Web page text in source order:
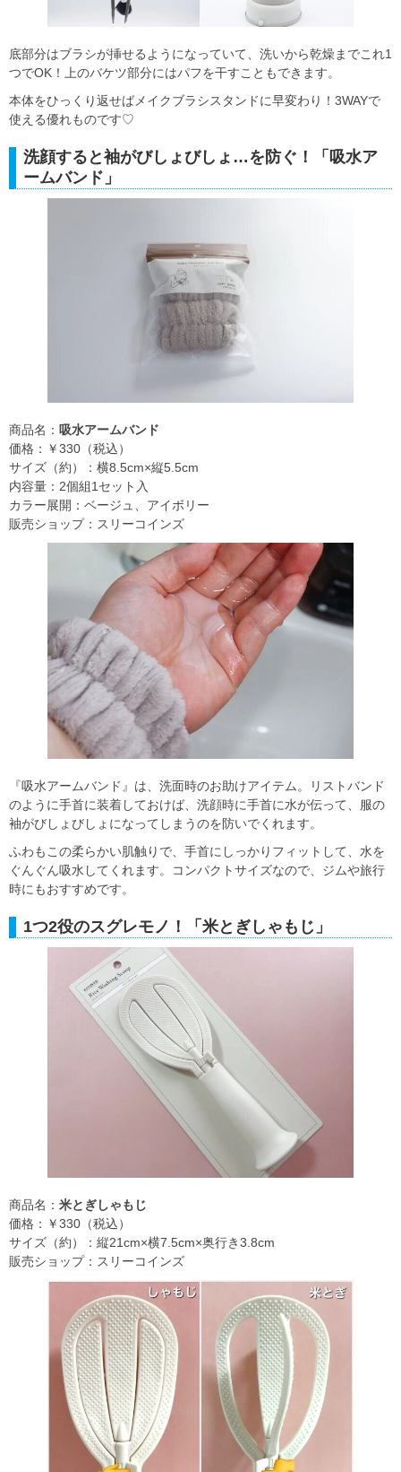
底部分はブラシが挿せるようになっていて、洗いから乾燥までこれ1
つでOK！上のバケツ部分にはパフを干すこともできます。
本体をひっくり返せばメイクブラシスタンドに早変わり！3WAYで
使える優れものです♡
洗顔すると袖がびしょびしょ…を防ぐ！「吸水ア
ームバンド」
商品名： 吸水アームバンド
価格：￥330（税込）
サイズ（約）：横8.5cm×縦5.5cm
内容量：2個組1セット入
カラー展開：ベージュ、アイボリー
販売ショップ：スリーコインズ
『吸水アームバンド』は、洗面時のお助けアイテム。リストバンド
のように手首に装着しておけば、洗顔時に手首に水が伝って、服の
袖がびしょびしょになってしまうのを防いでくれます。
ふわもこの柔らかい肌触りで、手首にしっかりフィットして、水を
ぐんぐん吸水してくれます。コンパクトサイズなので、ジムや旅行
時にもおすすめです。
1つ2役のスグレモノ！「米とぎしゃもじ」
商品名： 米とぎしゃもじ
価格：￥330（税込）
サイズ（約）：縦21cm×横7.5cm×奥行き3.8cm
販売ショップ：スリーコインズ